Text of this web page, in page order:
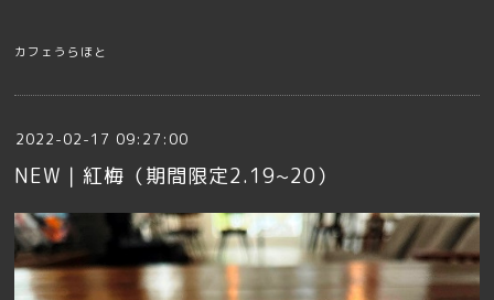
カフェうらほと
2022-02-17 09:27:00
NEW｜紅梅（期間限定2.19~20）